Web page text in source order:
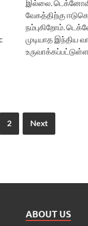
இல்லை.
வேகத்திற்கு
நம்புகிறோம்.
முடியாத இந்திய
2 Next
ABOUT US